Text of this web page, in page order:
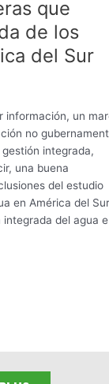
que
de los
del Sur
información, un
no
integrada,
una buena
del estudio
en América del
del agua